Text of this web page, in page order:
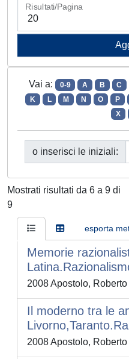
Risultati/Pagina
Vai a: 0-9 A B C
K
L M N O P
X
o inserisci le iniziali:
Mostrati risultati da 6 a 9 di
9
esporta
Memorie
2008 Apostolo, Roberto
Il moderno tra le
2008 Apostolo, Roberto